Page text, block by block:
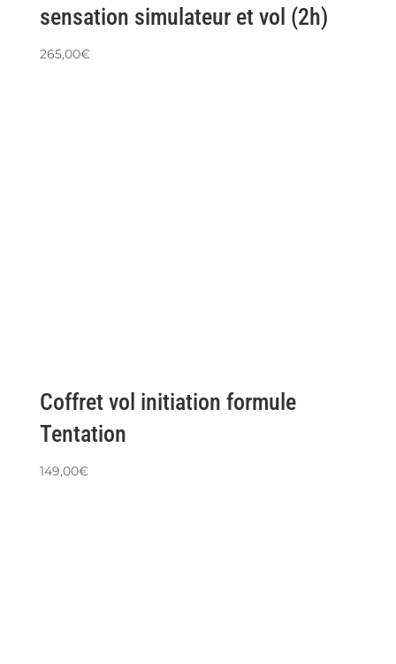
sensation simulateur et vol (2h)
265,00€
Coffret vol initiation formule
Tentation
149,00€